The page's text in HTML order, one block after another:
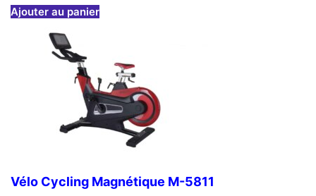
Ajouter au panier
Vélo Cycling Magnétique M-5811